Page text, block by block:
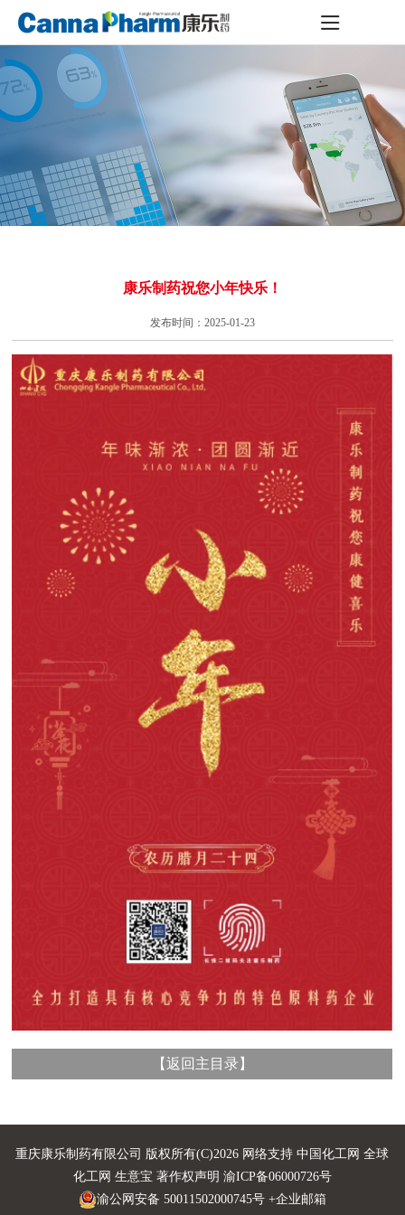
康乐制药祝您小年快乐！
发布时间：2025-01-23
【返回主目录 】
重庆康乐制药有限公司 版权所有(C)2026 网络支持中国化工网 全球
化工网 生意宝 著作权声明 渝ICP备06000726号
渝公网安备 50011502000745号 +企业邮箱